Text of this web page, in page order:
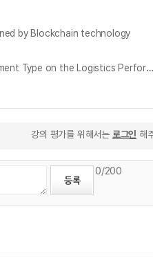
by Blockchain technology
기업특성과 물류관리 유형의 적합성에 따른 물류성과에 관한 실증연구 = An Empirical Study on the Impact of the Fit of Corporate Logistics Characteristics and Logistics Management Type on the Logistics Performance
강의 평가를 위해서는 로그인 해
0/200